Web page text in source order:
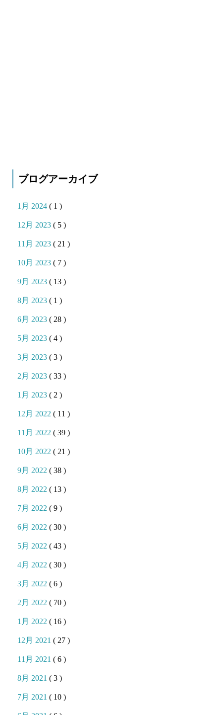
ブログアーカイブ
1月 2024( 1 )
12月 2023( 5 )
11月 2023( 21 )
10月 2023( 7 )
9月 2023( 13 )
8月 2023( 1 )
6月 2023( 28 )
5月 2023( 4 )
3月 2023( 3 )
2月 2023( 33 )
1月 2023( 2 )
12月 2022( 11 )
11月 2022( 39 )
10月 2022( 21 )
9月 2022( 38 )
8月 2022( 13 )
7月 2022( 9 )
6月 2022( 30 )
5月 2022( 43 )
4月 2022( 30 )
3月 2022( 6 )
2月 2022( 70 )
1月 2022( 16 )
12月 2021( 27 )
11月 2021( 6 )
8月 2021( 3 )
7月 2021( 10 )